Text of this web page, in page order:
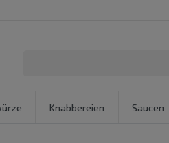
Knabbereien Saucen